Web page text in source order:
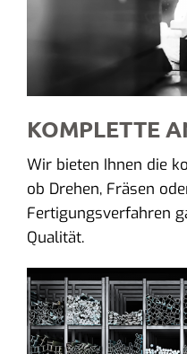
KOMPLETTE
Wir bieten Ihnen die
ob Drehen, Fräsen
Fertigungsverfahren
Qualität.